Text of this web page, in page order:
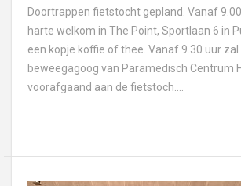
Doortrappen fietstocht gepland. Vanaf
harte welkom in The Point, Sportlaan 6 in
een kopje koffie of thee. Vanaf 9.30 uur zal
beweegagoog van Paramedisch Centrum
voorafgaand aan de fietstoch....